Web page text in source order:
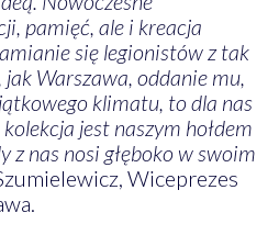
pamięć, ale i kreacja
się legionistów z tak
Warszawa, oddanie mu,
klimatu, to dla nas
jest naszym hołdem
z nas nosi głęboko w swoim
Wiceprezes